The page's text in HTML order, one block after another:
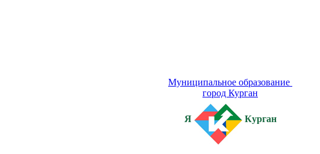
Муниципальное образование
город Курган
Я Курган